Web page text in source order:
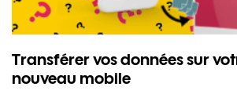
Transférer vos données sur
nouveau mobile